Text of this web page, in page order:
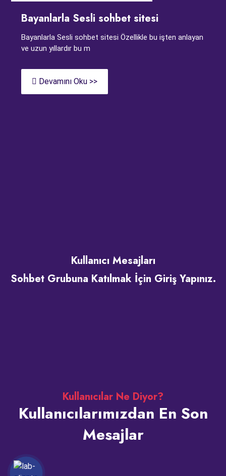
Bayanlarla Sesli sohbet sitesi
Bayanlarla Sesli sohbet sitesi Özellikle bu işten anlayan
ve uzun yıllardır bu m
Devamını Oku >>
Kullanıcı Mesajları
Sohbet Grubuna Katılmak İçin Giriş Yapınız.
Kullanıcılar Ne Diyor?
Kullanıcılarımızdan En Son
Mesajlar